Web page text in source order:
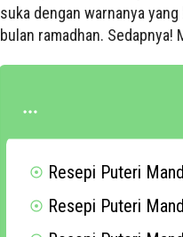
suka dengan warnanya
bulan ramadhan.
Resepi Puteri
Resepi Puteri